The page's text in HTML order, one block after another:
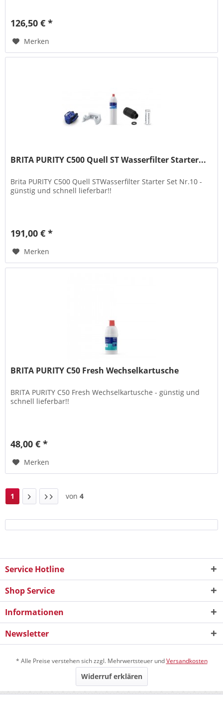
126,50 € *
Merken
BRITA PURITY C500 Quell ST Wasserfilter Starter...
Brita PURITY C500 Quell STWasserfilter Starter Set Nr.10 -
günstig und schnell lieferbar!!
191,00 € *
Merken
BRITA PURITY C50 Fresh Wechselkartusche
BRITA PURITY C50 Fresh Wechselkartusche - günstig und
schnell lieferbar!!
48,00 € *
Merken
1 von 4
Service Hotline
Shop Service
Informationen
Newsletter
* Alle Preise verstehen sich zzgl. Mehrwertsteuer undVersandkosten
Widerruf erklären